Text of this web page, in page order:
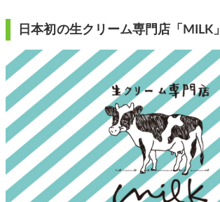
日本初の生クリーム専門店「MILK」